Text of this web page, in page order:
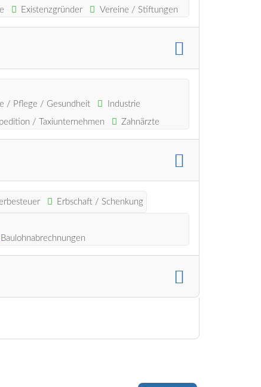
Existenzgründer Vereine / Stiftungen
/ Pflege / Gesundheit
Industrie
/ Taxiunternehmen Zahnärzte
Erbschaft / Schenkung
Baulohnabrechnungen